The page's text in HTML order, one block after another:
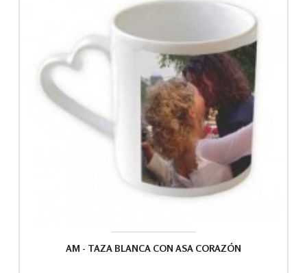
AM - TAZA BLANCA CON ASA CORAZÓN